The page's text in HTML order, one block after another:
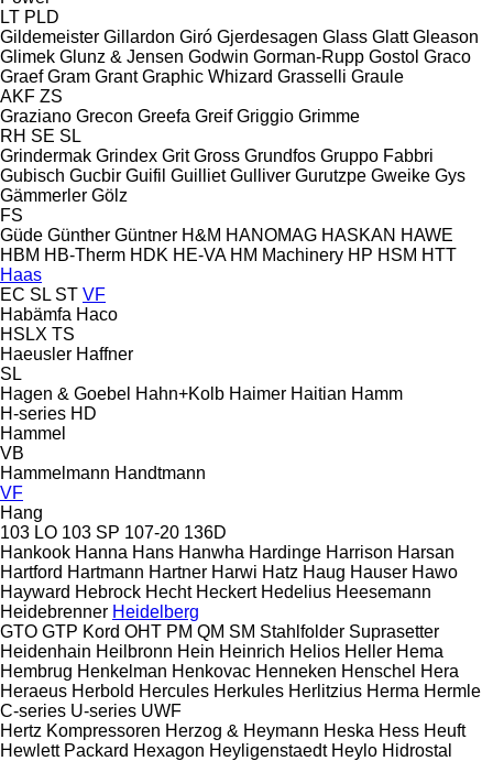
LT PLD
Gildemeister Gillardon Giró Gjerdesagen Glass Glatt Gleason
Glimek Glunz & Jensen Godwin Gorman-Rupp Gostol Graco
Graef Gram Grant Graphic Whizard Grasselli Graule
AKF ZS
Graziano Grecon Greefa Greif Griggio Grimme
RH SE SL
Grindermak Grindex Grit Gross Grundfos Gruppo Fabbri
Gubisch Gucbir Guifil Guilliet Gulliver Gurutzpe Gweike Gys
Gämmerler Gölz
FS
Güde Günther Güntner H&M HANOMAG HASKAN HAWE
HBM HB‑Therm HDK HE-VA HM Machinery HP HSM HTT
Haas
EC SL ST VF
Habämfa Haco
HSLX TS
Haeusler Haffner
SL
Hagen & Goebel Hahn+Kolb Haimer Haitian Hamm
H-series HD
Hammel
VB
Hammelmann Handtmann
VF
Hang
103 LO 103 SP 107-20 136D
Hankook Hanna Hans Hanwha Hardinge Harrison Harsan
Hartford Hartmann Hartner Harwi Hatz Haug Hauser Hawo
Hayward Hebrock Hecht Heckert Hedelius Heesemann
Heidebrenner Heidelberg
GTO GTP Kord OHT PM QM SM Stahlfolder Suprasetter
Heidenhain Heilbronn Hein Heinrich Helios Heller Hema
Hembrug Henkelman Henkovac Henneken Henschel Hera
Heraeus Herbold Hercules Herkules Herlitzius Herma Hermle
C-series U-series UWF
Hertz Kompressoren Herzog & Heymann Heska Hess Heuft
Hewlett Packard Hexagon Heyligenstaedt Heylo Hidrostal